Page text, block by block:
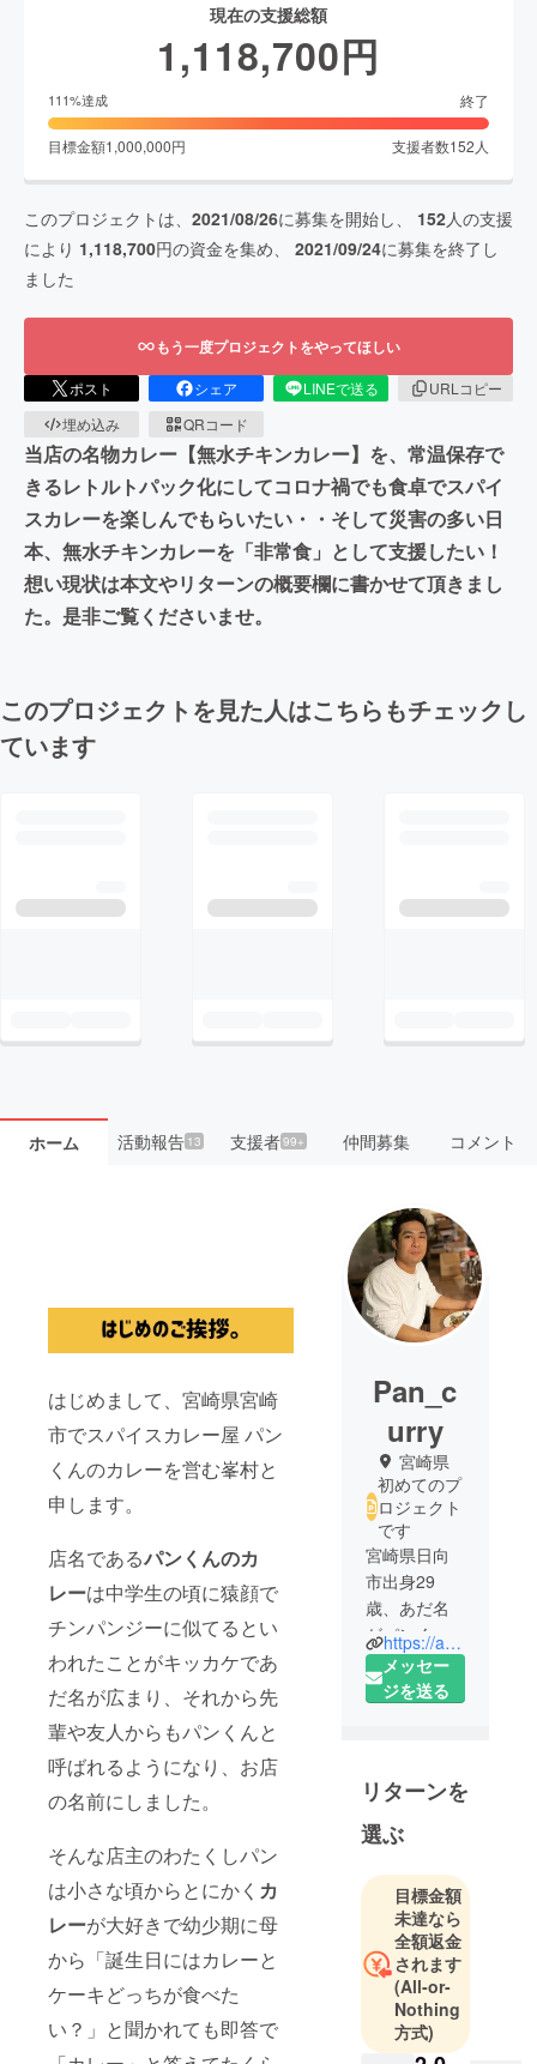
現在の支援総額
1,118,700円
111%達成 終了
目標金額1,000,000円 支援者数152 人
このプロジェクトは、 2021/08/26に募集を開始し、 152人の支援
により 1,118,700円の資金を集め、 2021/09/24に募集を終了し
ました
もう一度プロジェクトをやってほしい
ポスト シェア LINEで送る
URLコピー
埋め込み
QRコード
当店の名物カレー【無水チキンカレー】を、常温保存で
きるレトルトパック化にしてコロナ禍でも食卓でスパイ
スカレーを楽しんでもらいたい・・そして災害の多い日
本、無水チキンカレーを「非常食」として支援したい！
想い現状は本文やリターンの概要欄に書かせて頂きまし
た。是非ご覧くださいませ。
このプロジェクトを見た人はこちらもチェックし
ています
ホーム 活動報告13 支援者99+ 仲間募集 コメント
はじめまして、宮崎県宮崎
市でスパイスカレー屋 パン
くんのカレーを営む峯村と
申します。
店名であるパンくんのカ
レーは中学生の頃に猿顔で
チンパンジーに似てるとい
われたことがキッカケであ
だ名が広まり、それから先
輩や友人からもパンくんと
呼ばれるようになり、お店
の名前にしました。
そんな店主のわたくしパン
は小さな頃からとにかく カ
レーが大好きで幼少期に母
から「誕生日にはカレーと
ケーキどっちが食べた
い？」と聞かれても即答で
Pan_c
urry
宮崎県
初めてのプ
ロジェクト
です
宮崎県日向
市出身29
歳、あだ名
がパンく
ん。
現在宮崎市
のカレー」
を営んでま
す。
幼少の頃か
らカレーが
大好きで、
料理の世界
で基本的な
調理を学び
ながら独学
https://ameblo.jp/pankun1992/entry-12693502000.html
メッセー
ジを送る
リターンを
選ぶ
目標金額
未達なら
全額返金
されます
(All-or-
Nothing
方式)